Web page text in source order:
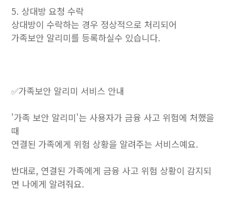
5. 상대방 요청 수락
상대방이 수락하는 경우 정상적으로 처리되어
가족보안 알리미를 등록하실수 있습니다.
✅가족보안 알리미 서비스 안내
'가족 보안 알리미'는 사용자가 금융 사고 위험에 처했을
때
연결된 가족에게 위험 상황을 알려주는 서비스예요.
반대로, 연결된 가족에게 금융 사고 위험 상황이 감지되
면 나에게 알려줘요.